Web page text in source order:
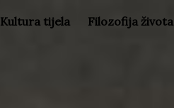
Kultura tijela Filozofija života